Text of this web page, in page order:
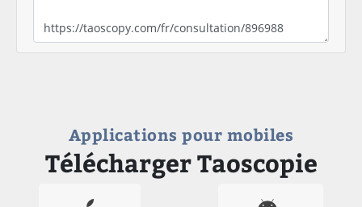
Applications pour mobiles
Télécharger Taoscopie